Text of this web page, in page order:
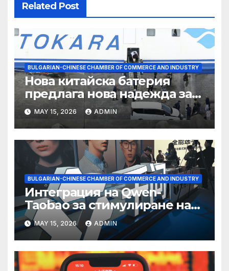
Related Post
BULGARIAN-CHINESE CHAMBER OF COMMERCE AND INDUSTRY
Нова китайска батерия
предлага нова надежда за
съхранение на водород
MAY 15, 2026 ADMIN
BULGARIAN-CHINESE CHAMBER OF COMMERCE AND INDUSTRY
Интеграция на Qwen-
Taobao за стимулиране на
пазаруването 618
MAY 15, 2026 ADMIN